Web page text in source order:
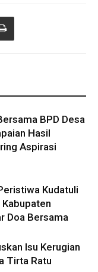
BPD Desa
Hasil
Aspirasi
Kudatuli
Kabupaten
Doa Bersama
Isu Kerugian
Tirta Ratu